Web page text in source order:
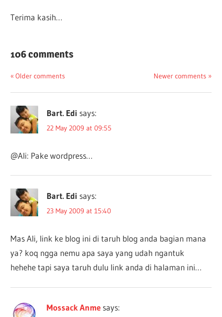
Terima kasih…
106 comments
Comments
navigation
Older comments Newer comments
Bart. Edi says:
22 May 2009 at 09:55
@Ali: Pake wordpress…
Bart. Edi says:
23 May 2009 at 15:40
Mas Ali, link ke blog ini di taruh blog anda bagian mana
ya? koq ngga nemu apa saya yang udah ngantuk
hehehe tapi saya taruh dulu link anda di halaman ini…
Mossack Anme says: